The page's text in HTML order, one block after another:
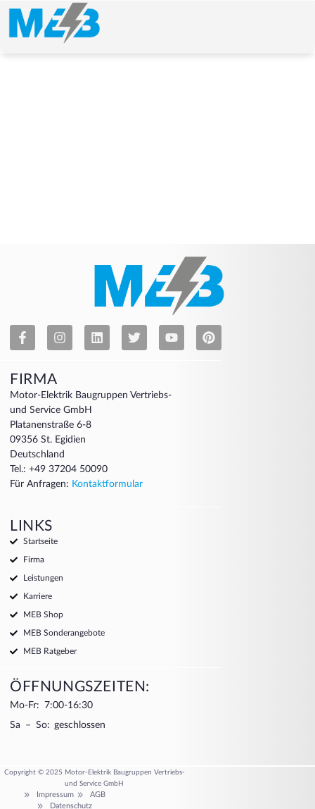
FIRMA
Motor-Elektrik Baugruppen Vertriebs-
und Service GmbH
Platanenstraße 6-8
09356 St. Egidien
Deutschland
Tel.: +49 37204 50090
Für Anfragen: Kontaktformular
LINKS
Startseite
Firma
Leistungen
Karriere
MEB Shop
MEB Sonderangebote
MEB Ratgeber
ÖFFNUNGSZEITEN:
Mo-Fr: 7:00-16:30
Sa – So: geschlossen
Copyright © 2025 Motor-Elektrik Baugruppen Vertriebs-
und Service GmbH
Impressum
AGB
Datenschutz